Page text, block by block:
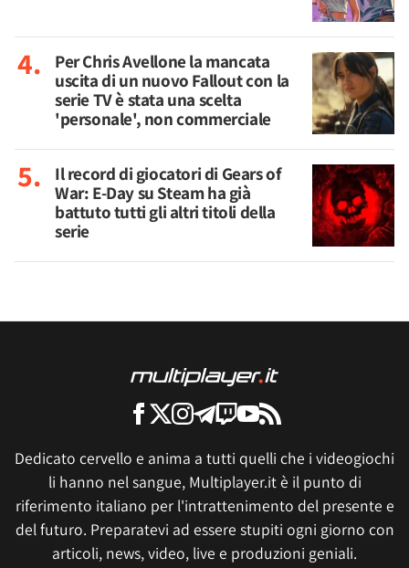
Per Chris Avellone la mancata
uscita di un nuovo Fallout con la
serie TV è stata una scelta
'personale', non commerciale
Il record di giocatori di Gears of
War: E-Day su Steam ha già
battuto tutti gli altri titoli della
serie
Dedicato cervello e anima a tutti quelli che i videogiochi
li hanno nel sangue, Multiplayer.it è il punto di
riferimento italiano per l'intrattenimento del presente e
del futuro. Preparatevi ad essere stupiti ogni giorno con
articoli, news, video, live e produzioni geniali.